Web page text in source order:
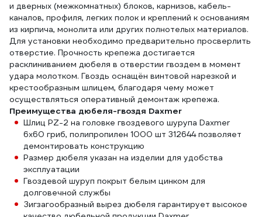
и дверных (межкомнатных) блоков, карнизов, кабель-
каналов, профиля, легких полок и креплений к основаниям
из кирпича, монолита или других полнотелых материалов.
Для установки необходимо предварительно просверлить
отверстие. Прочность крепежа достигается
расклиниванием дюбеля в отверстии гвоздем в момент
удара молотком. Гвоздь оснащён винтовой нарезкой и
крестообразным шлицем, благодаря чему может
осуществляться оперативный демонтаж крепежа.
Преимущества дюбеля-гвоздя Daxmer
Шлиц PZ-2 на головке гвоздевого шурупа Daxmer
6x60 гриб, полипропилен 1000 шт 312644 позволяет
демонтировать конструкцию
Размер дюбеля указан на изделии для удобства
эксплуатации
Гвоздевой шуруп покрыт белым цинком для
долговечной службы
Зигзагообразный вырез дюбеля гарантирует высокое